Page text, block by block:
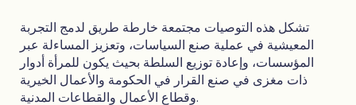
تشكل هذه التوصيات مجتمعة خارطة طريق لدمج التجربة
المعيشية في عملية صنع السياسات، وتعزيز المساءلة عبر
المؤسسات، وإعادة توزيع السلطة بحيث يكون للمرأة أدوار
ذات مغزى في صنع القرار في الحكومة والأعمال الخيرية
وقطاع الأعمال والقطاعات المدنية.